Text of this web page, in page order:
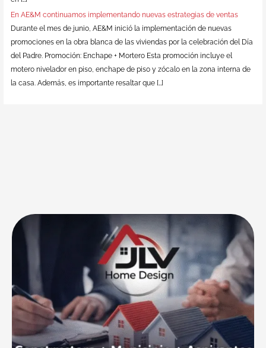
En AE&M continuamos implementando nuevas estrategias de ventas
Durante el mes de junio, AE&M inició la implementación de nuevas
promociones en la obra blanca de las viviendas por la celebración del Día
del Padre. Promoción: Enchape + Mortero Esta promoción incluye el
motero nivelador en piso, enchape de piso y zócalo en la zona interna de
la casa. Además, es importante resaltar que […]